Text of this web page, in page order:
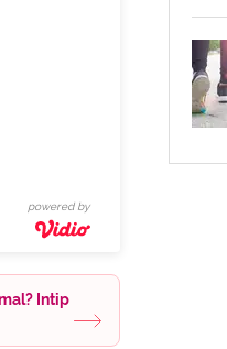
powered by
Intip